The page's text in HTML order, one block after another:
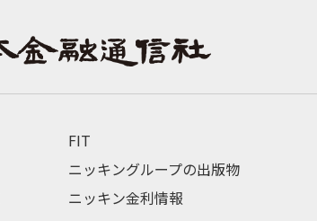
FIT
ニッキングループの出版物
ニッキン金利情報